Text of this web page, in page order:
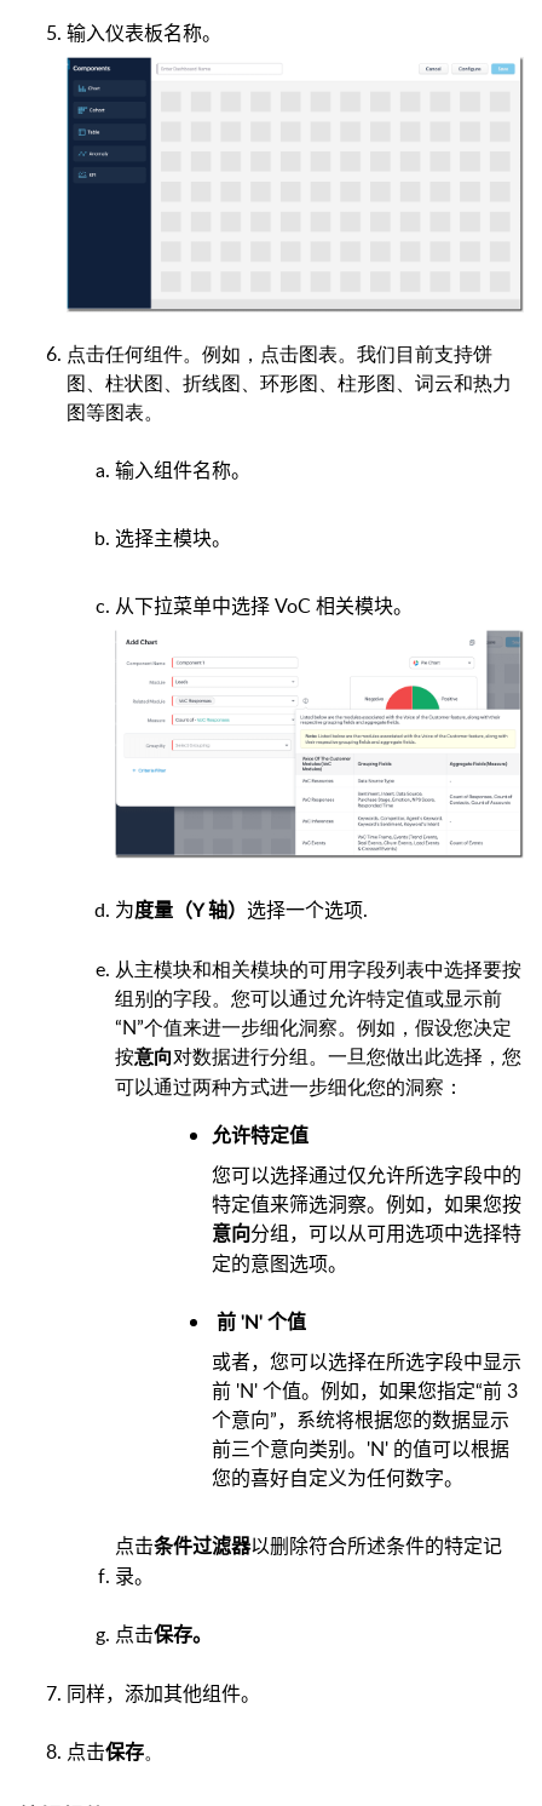
输入仪表板名称。
点击任何组件。例如，点击图表。我们目前支持饼
图、柱状图、折线图、环形图、柱形图、词云和热力
图等图表。
输入组件名称。
选择主模块。
从下拉菜单中选择 VoC 相关模块。
为度量（Y 轴） 选择一个选项.
从主模块和相关模块的可用字段列表中选择要按
组别的字段。您可以通过允许特定值或显示前
“N”个值来进一步细化洞察。例如，假设您决定
按意向对数据进行分组。一旦您做出此选择，您
可以通过两种方式进一步细化您的洞察：
允许特定值
您可以选择通过仅允许所选字段中的
特定值来筛选洞察。例如，如果您按
意向分组，可以从可用选项中选择特
定的意图选项。
前 'N' 个值
或者，您可以选择在所选字段中显示
前 'N' 个值。例如，如果您指定“前 3
个意向”，系统将根据您的数据显示
前三个意向类别。'N' 的值可以根据
您的喜好自定义为任何数字。
点击条件过滤器以删除符合所述条件的特定记
录。
点击保存。
同样，添加其他组件。
点击保存。